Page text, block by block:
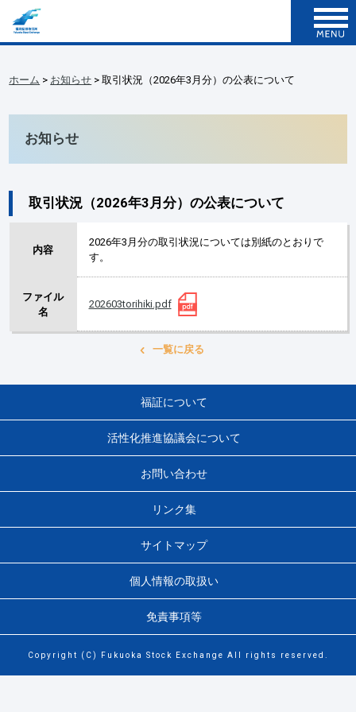
ホーム > お知らせ > 取引状況（2026年3月分）の公表について
お知らせ
取引状況（2026年3月分）の公表について
内容
2026年3月分の取引状況については別紙のとおりで
す。
ファイル
名
202603torihiki.pdf
一覧に戻る
福証について
活性化推進協議会について
お問い合わせ
リンク集
サイトマップ
個人情報の取扱い
免責事項等
Copyright (C) Fukuoka Stock Exchange All rights reserved.